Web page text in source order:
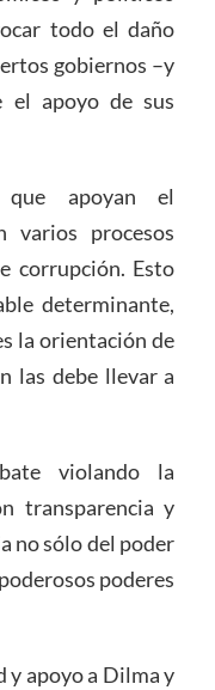
todo el daño
gobiernos –y
el apoyo de sus
apoyan el
procesos
corrupción. Esto
determinante,
la orientación de
las debe llevar a
violando la
transparencia y
no sólo del poder
poderes
y apoyo a Dilma y